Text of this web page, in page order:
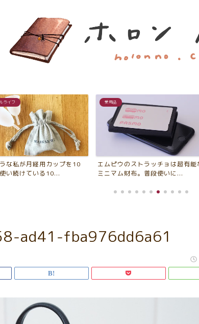
のストラッチョは超有能な
財布。普段使いに...
シンプルライフ
2018年版 モノ好きが選ぶ「今
年、買ってよかったもの・...
ad41-fba976dd6a61